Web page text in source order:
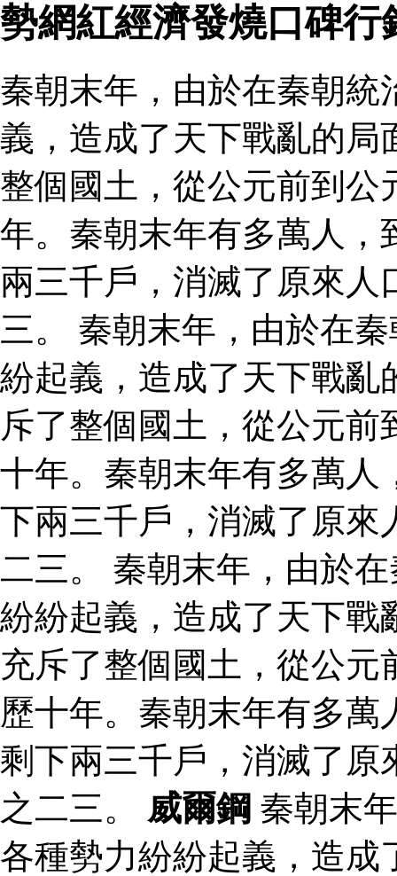
勢網紅經濟發燒口碑行
秦朝末年，由於在秦朝統
義，造成了天下戰亂的局
整個國土，從公元前到公
年。秦朝末年有多萬人，
兩三千戶，消滅了原來
三。 秦朝末年，由於在
紛起義，造成了天下戰亂
斥了整個國土，從公元
十年。秦朝末年有多萬人
下兩三千戶，消滅了原來
二三。 秦朝末年，由於
紛紛起義，造成了天下戰
充斥了整個國土，從公
歷十年。秦朝末年有多
剩下兩三千戶，消滅了原
之二三。 威爾鋼 秦朝末
各種勢力紛紛起義，造成